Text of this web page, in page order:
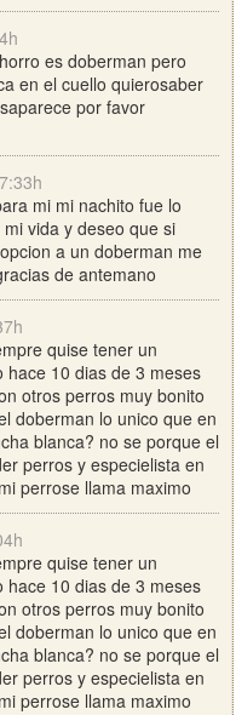
es doberman pero
en el cuello quierosaber
por favor
mi mi nachito fue lo
vida y deseo que si
a un doberman me
de antemano
quise tener un
10 dias de 3 meses
otros perros muy bonito
doberman lo unico que en
blanca? no se porque el
perros y especielista en
perrose llama maximo
quise tener un
10 dias de 3 meses
otros perros muy bonito
doberman lo unico que en
blanca? no se porque el
perros y especielista en
perrose llama maximo